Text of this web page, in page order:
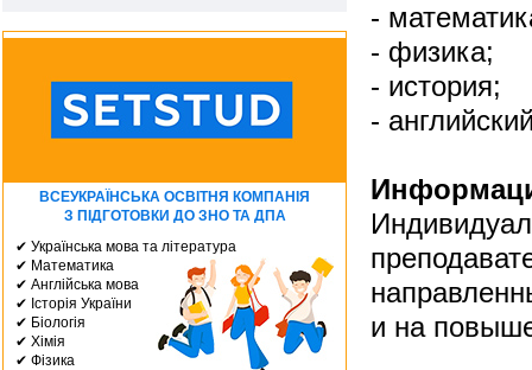
-
- физика;
- история;
-
и на
ВСЕУКРАЇНСЬКА ОСВІТНЯ КОМПАНІЯ
З ПІДГОТОВКИ ДО ЗНО ТА ДПА
✔ Українська мова та література
✔ Математика
✔ Англійська мова
✔ Історія України
✔ Біологія
✔ Хімія
✔ Фізика